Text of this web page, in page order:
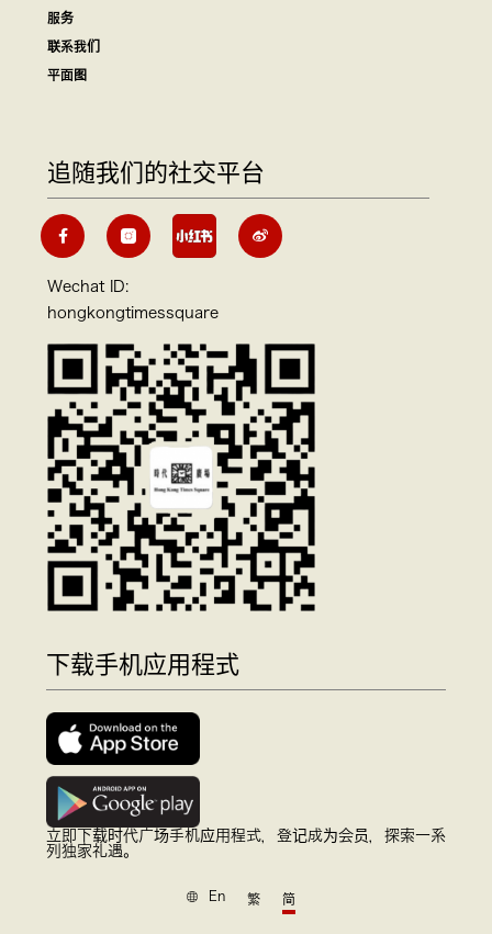
服务
联系我们
平面图
追随我们的社交平台
Wechat ID:
hongkongtimessquare
下载手机应用程式
立即下载时代广场手机应用程式，登记成为会员，探索一系
列独家礼遇。
En 繁 简